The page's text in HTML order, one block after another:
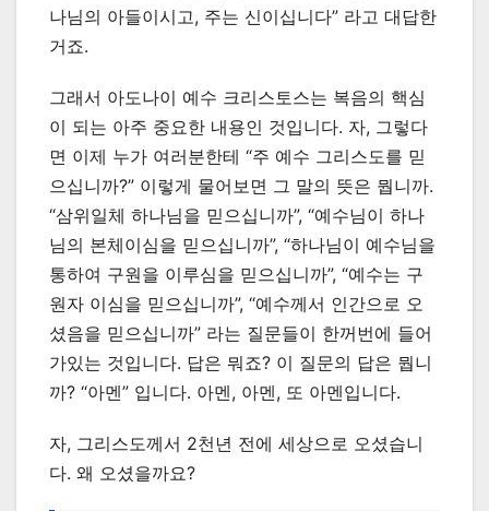
나님의 아들이시고, 주는 신이십니다” 라고 대답한
거죠.
그래서 아도나이 예수 크리스토스는 복음의 핵심
이 되는 아주 중요한 내용인 것입니다. 자, 그렇다
면 이제 누가 여러분한테 “주 예수 그리스도를 믿
으십니까?” 이렇게 물어보면 그 말의 뜻은 뭡니까.
“삼위일체 하나님을 믿으십니까”, “예수님이 하나
님의 본체이심을 믿으십니까”, “하나님이 예수님을
통하여 구원을 이루심을 믿으십니까”, “예수는 구
원자 이심을 믿으십니까”, “예수께서 인간으로 오
셨음을 믿으십니까” 라는 질문들이 한꺼번에 들어
가있는 것입니다. 답은 뭐죠? 이 질문의 답은 뭡니
까? “아멘” 입니다. 아멘, 아멘, 또 아멘입니다.
자, 그리스도께서 2천년 전에 세상으로 오셨습니
다. 왜 오셨을까요?